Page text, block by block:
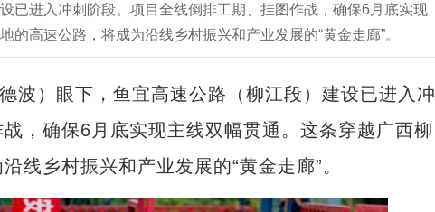
已进入冲刺阶段。项目全线倒排工期、挂图作战，确保6月底实现
高速公路，将成为沿线乡村振兴和产业发展的“黄金走廊”。
）眼下，鱼宜高速公路（柳江段）建设已进入冲
，确保6月底实现主线双幅贯通。这条穿越广西柳
线乡村振兴和产业发展的“黄金走廊”。